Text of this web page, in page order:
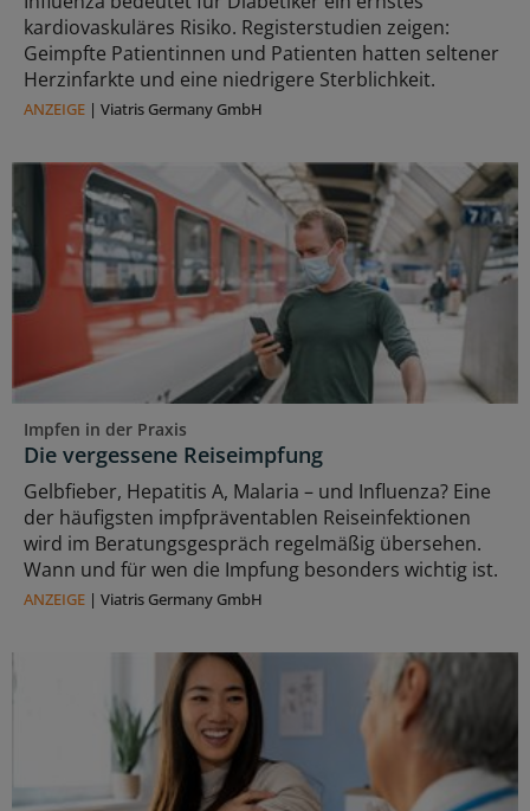
kardiovaskuläres Risiko. Registerstudien zeigen:
Geimpfte Patientinnen und Patienten hatten seltener
Herzinfarkte und eine niedrigere Sterblichkeit.
ANZEIGE | Viatris Germany GmbH
Impfen in der Praxis
Die vergessene Reiseimpfung
Gelbfieber, Hepatitis A, Malaria – und Influenza? Eine
der häufigsten impfpräventablen Reiseinfektionen
wird im Beratungsgespräch regelmäßig übersehen.
Wann und für wen die Impfung besonders wichtig ist.
ANZEIGE | Viatris Germany GmbH